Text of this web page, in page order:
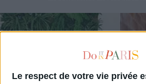
Le respect de votre vie privée